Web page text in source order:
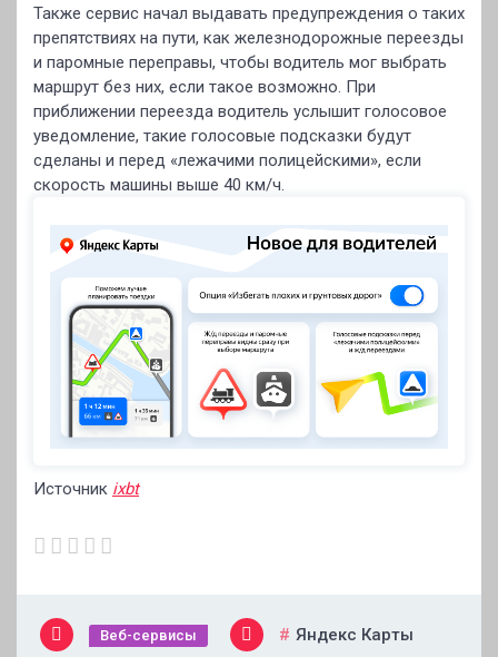
Также сервис начал выдавать предупреждения о таких
препятствиях на пути, как железнодорожные переезды
и паромные переправы, чтобы водитель мог выбрать
маршрут без них, если такое возможно. При
приближении переезда водитель услышит голосовое
уведомление, такие голосовые подсказки будут
сделаны и перед «лежачими полицейскими», если
скорость машины выше 40 км/ч.
Источник ixbt
Веб-сервисы Яндекс Карты